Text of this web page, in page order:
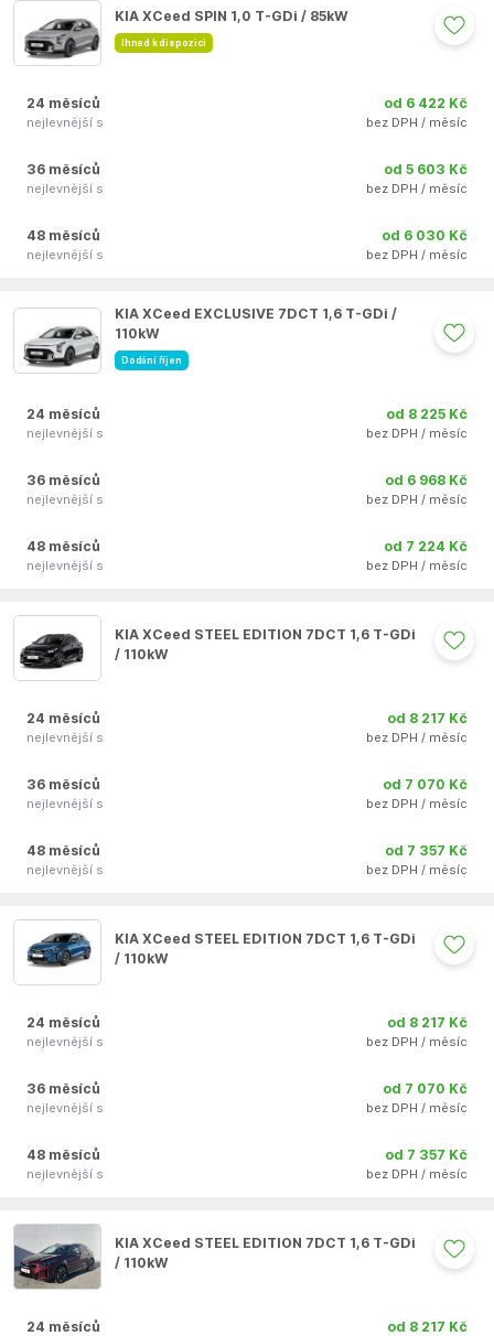
KIA XCeed SPIN 1,0 T-GDi / 85kW
Ihned k dispozici
24 měsíců
nejlevnější s
od 6 422 Kč
bez DPH / měsíc
36 měsíců
nejlevnější s
od 5 603 Kč
bez DPH / měsíc
48 měsíců
nejlevnější s
od 6 030 Kč
bez DPH / měsíc
KIA XCeed EXCLUSIVE 7DCT 1,6 T-GDi /
110kW
Dodání říjen
24 měsíců
nejlevnější s
od 8 225 Kč
bez DPH / měsíc
36 měsíců
nejlevnější s
od 6 968 Kč
bez DPH / měsíc
48 měsíců
nejlevnější s
od 7 224 Kč
bez DPH / měsíc
KIA XCeed STEEL EDITION 7DCT 1,6 T-GDi
/ 110kW
24 měsíců
nejlevnější s
od 8 217 Kč
bez DPH / měsíc
36 měsíců
nejlevnější s
od 7 070 Kč
bez DPH / měsíc
48 měsíců
nejlevnější s
od 7 357 Kč
bez DPH / měsíc
KIA XCeed STEEL EDITION 7DCT 1,6 T-GDi
/ 110kW
24 měsíců
nejlevnější s
od 8 217 Kč
bez DPH / měsíc
36 měsíců
nejlevnější s
od 7 070 Kč
bez DPH / měsíc
48 měsíců
nejlevnější s
od 7 357 Kč
bez DPH / měsíc
KIA XCeed STEEL EDITION 7DCT 1,6 T-GDi
/ 110kW
24 měsíců od 8 217 Kč